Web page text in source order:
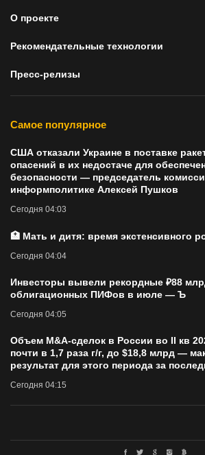
О проекте
Рекомендательные технологии
Пресс-релизы
Самое популярное
США отказали Украине в поставке
опасений в их недостаче для
безопасности — председатель
информполитике Алексей Пушков
Сегодня 04:03
🏥 Мать и дитя: время экстенсивного
Сегодня 04:04
Инвесторы вывели рекордные ₽88
облигационных ПИФов в июле — Ъ
Сегодня 04:05
Объем M&A-сделок в России во II кв
почти в 1,7 раза г/г, до $18,8 млрд —
результат для этого периода за
Сегодня 04:15